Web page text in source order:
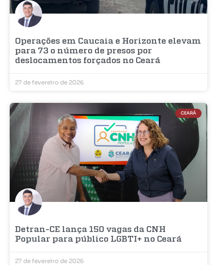
Operações em Caucaia e Horizonte elevam
para 73 o número de presos por
deslocamentos forçados no Ceará
27 de fevereiro de 2026
CEARÁ
Detran-CE lança 150 vagas da CNH
Popular para público LGBTI+ no Ceará
27 de fevereiro de 2026